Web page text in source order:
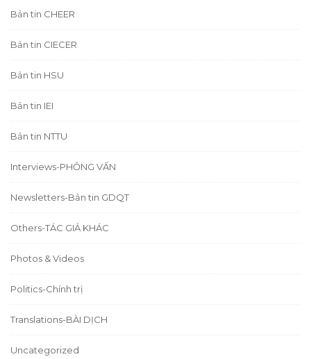
Bản tin CHEER
Bản tin CIECER
Bản tin HSU
Bản tin IEI
Bản tin NTTU
Interviews-PHỎNG VẤN
Newsletters-Bản tin GDQT
Others-TÁC GIẢ KHÁC
Photos & Videos
Politics-Chính trị
Translations-BÀI DỊCH
Uncategorized